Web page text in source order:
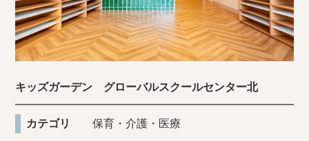
キッズガーデン グローバルスクールセンター北
カテゴリ 保育・介護・医療